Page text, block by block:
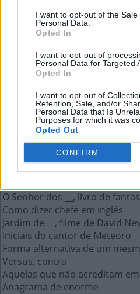
I want to opt-out of the Sale
Personal Data.
Opted In
I want to opt-out of
Personal Data for Targeted
Opted In
I want to opt-out of
Retention, Sale, and/or
Personal Data that Is
Purposes for which it was
Opted Out
CONFIRM
Como dizer
A resposta a esta pergunta:
O S S
Mais respostas deste
O pronome "ela" em inglês
Terceira pessoa do plural no
__ Bunny, foi dublada por
A Academia Brasileira de Letras
Roedores associados a
O Senhor dos __, livro de
Como dizer chefe em inglês
Jardim de __, filme de David
Iniciais do cantor de Meteoro
Forma alternativa de um
Versus, contra
Aquelas que não acreditam
Anagrama de enorme